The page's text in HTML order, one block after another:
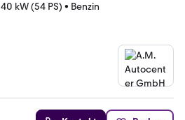
40 kW (54 PS) • Benzin